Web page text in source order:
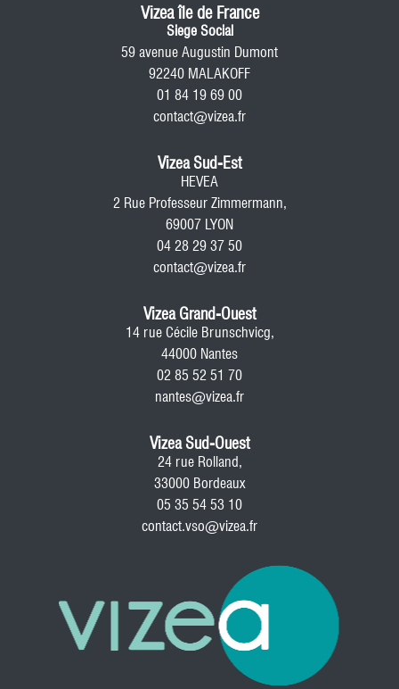
Vizea île de France
Siege Social
59 avenue Augustin Dumont
92240 MALAKOFF
01 84 19 69 00
contact@vizea.fr
Vizea Sud-Est
HEVEA
2 Rue Professeur Zimmermann,
69007 LYON
04 28 29 37 50
contact@vizea.fr
Vizea Grand-Ouest
14 rue Cécile Brunschvicg,
44000 Nantes
02 85 52 51 70
nantes@vizea.fr
Vizea Sud-Ouest
24 rue Rolland,
33000 Bordeaux
05 35 54 53 10
contact.vso@vizea.fr